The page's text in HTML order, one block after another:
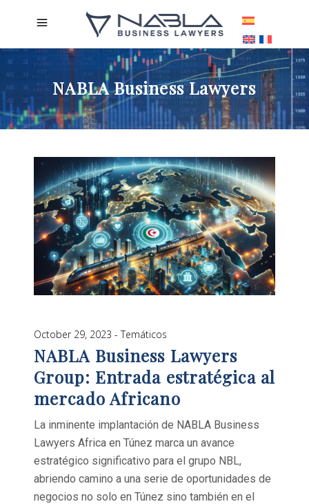
NABLA Business Lawyers
October 29, 2023 Temáticos
NABLA Business Lawyers
Group: Entrada estratégica al
mercado Africano
La inminente implantación de NABLA Business
Lawyers Africa en Túnez marca un avance
estratégico significativo para el grupo NBL,
abriendo camino a una serie de oportunidades de
negocios no solo en Túnez sino también en el